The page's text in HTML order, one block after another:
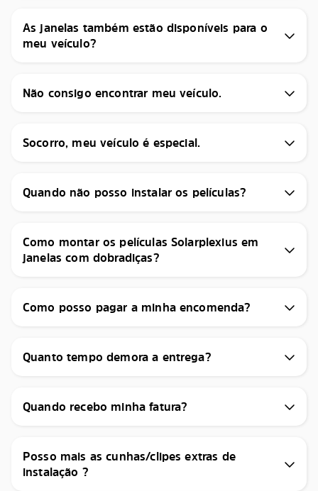
As janelas também estão disponíveis para o
meu veículo?
Não consigo encontrar meu veículo.
Socorro, meu veículo é especial.
Quando não posso instalar os películas?
Como montar os películas Solarplexius em
janelas com dobradiças?
Como posso pagar a minha encomenda?
Quanto tempo demora a entrega?
Quando recebo minha fatura?
Posso mais as cunhas/clipes extras de
instalação ?